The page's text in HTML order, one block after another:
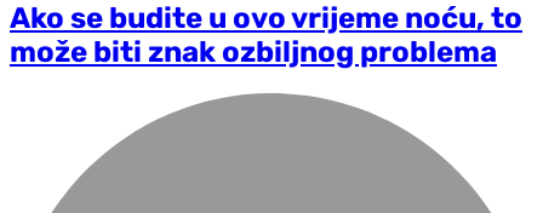
Ako se budite u ovo vrijeme noću, to
može biti znak ozbiljnog problema